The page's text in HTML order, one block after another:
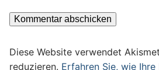
Diese Website verwendet
reduzieren. Erfahren Sie, wie